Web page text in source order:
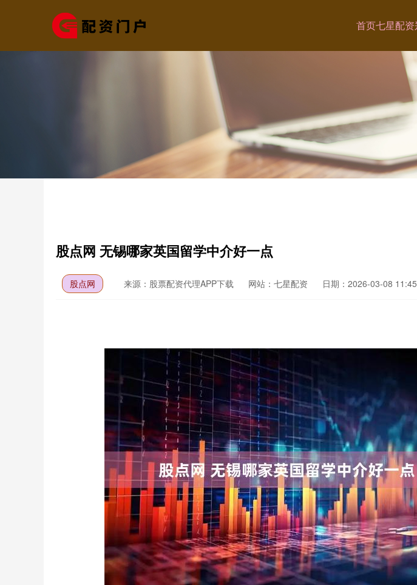
首页七星配资
股点网 无锡哪家英国留学中介好一点
股点网 来源：股票配资代理APP下载 网站：七星配资 日期：2026-03-08
深证成指 14370.45 260.33 1.84% 沪深300